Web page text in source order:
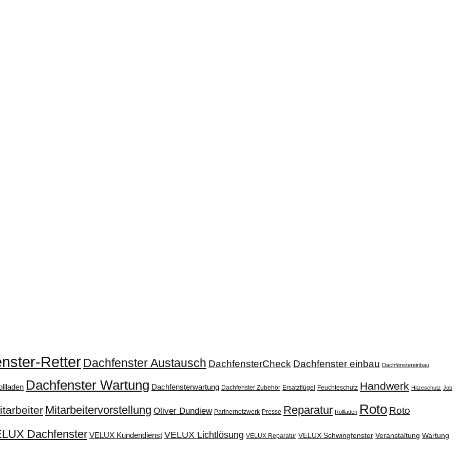
RetterDachfenster Austausch DachfensterCheck Dachfenster einbau Dachfenstereinbau
Dachfenster Wartung Dachfensterwartung Dachfenster Zubehör Ersatzflügel Feuchteschutz Handwerk Hitzeschutz Job
Mitarbeitervorstellung Oliver Dundiew Partnernetzwerk Presse Reparatur Rollladen Roto Roto
Dachfenster VELUX Kundendienst VELUX Lichtlösung VELUX Reparatur VELUX Schwingfenster Veranstaltung Wartung